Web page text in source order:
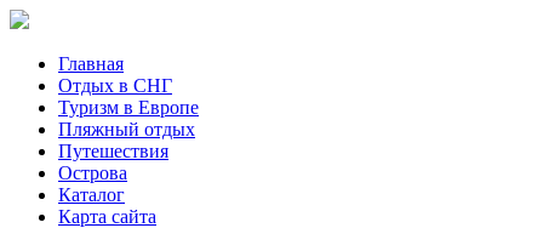
Главная
Отдых в СНГ
Туризм в Европе
Пляжный отдых
Путешествия
Острова
Каталог
Карта сайта